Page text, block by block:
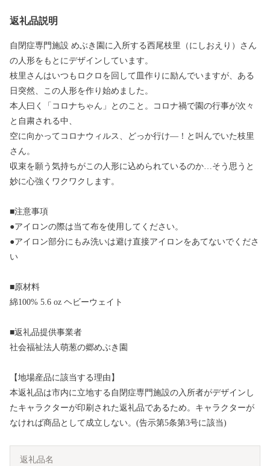
返礼品説明
自閉症専門施設 めぶき園に入所する西尾枝里（にしおえり）さん
の人形をもとにデザインしています。
枝里さんはいつもロクロを回して皿作りに励んでいますが、ある
日突然、この人形を作り始めました。
本人曰く「コロナちゃん」とのこと。コロナ禍で園の行事が次々
と自粛される中、
空に向かってコロナウィルス、どっか行け―！と叫んでいた枝里
さん。
収束を願う気持ちがこの人形に込められているのか…そう思うと
妙に心強くワクワクします。
■注意事項
●アイロンの際は当て布を使用してください。
●アイロン部分にもみ洗いは避け直接アイロンをあてないでくださ
い
■原材料
綿100% 5.6 oz ヘビーウェイト
■返礼品提供事業者
社会福祉法人萌葱の郷めぶき園
【地場産品に該当する理由】
本返礼品は市内に立地する自閉症専門施設の入所者がデザインし
たキャラクターが印刷された返礼品であるため。キャラクターが
なければ商品として成立しない。(告示第5条第3号に該当)
返礼品名